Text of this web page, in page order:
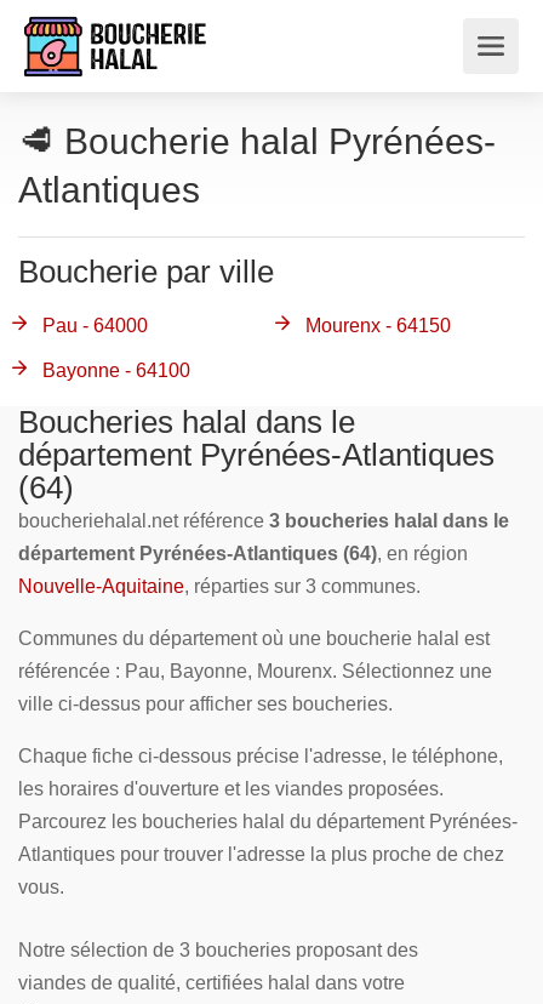
🥩 Boucherie halal Pyrénées-
Atlantiques
Boucherie par ville
Pau - 64000
Bayonne - 64100
Mourenx - 64150
Boucheries halal dans le
département Pyrénées-Atlantiques
(64)
boucheriehalal.net référence 3 boucheries halal dans le
département Pyrénées-Atlantiques (64), en région
Nouvelle-Aquitaine, réparties sur 3 communes.
Communes du département où une boucherie halal est
référencée : Pau, Bayonne, Mourenx. Sélectionnez une
ville ci-dessus pour afficher ses boucheries.
Chaque fiche ci-dessous précise l'adresse, le téléphone,
les horaires d'ouverture et les viandes proposées.
Parcourez les boucheries halal du département Pyrénées-
Atlantiques pour trouver l'adresse la plus proche de chez
vous.
Notre sélection de 3 boucheries proposant des
viandes de qualité, certifiées halal dans votre